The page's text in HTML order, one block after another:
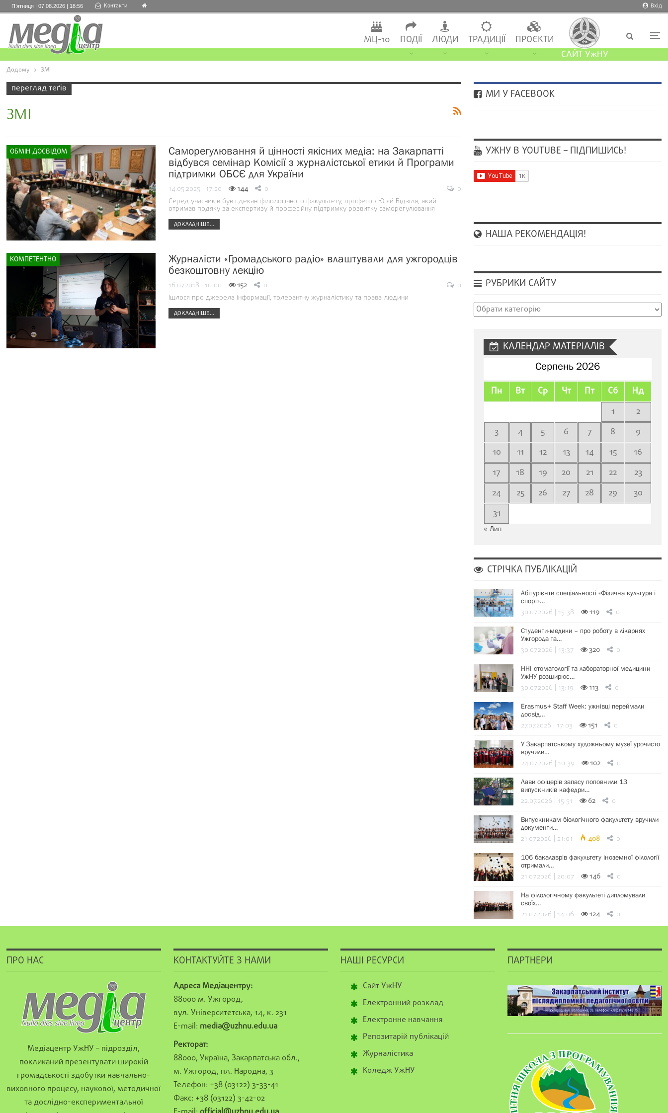
Вхід
П’ятниця | 07.08.2026 | 18:56 Контакти
МЦ-10 ПОДІЇ ЛЮДИ ТРАДИЦІЇ
ПРОЄКТИ
САЙТ УжНУ
Додому ЗМІ
перегляд теґів
ЗМІ
ОБМІН ДОСВІДОМ
Саморегулювання й цінності якісних медіа: на Закарпатті
відбувся семінар Комісії з журналістської етики й Програми
підтримки ОБСЄ для України
14.05.2025 | 17:20 144 0
0
Серед учасників був і декан філологічного факультету, професор Юрій Бідзіля, який
отримав подяку за експертизу й професійну підтримку розвитку саморегулювання
ДОКЛАДНІШЕ...
КОМПЕТЕНТНО
Журналісти «Громадського радіо» влаштували для ужгородців
безкоштовну лекцію
16.07.2018 | 10:00 152 0
0
Ішлося про джерела інформації, толерантну журналістику та права людини
ДОКЛАДНІШЕ...
МИ У FACEBOOK
УЖНУ В YOUTUBE – ПІДПИШИСЬ!
НАША РЕКОМЕНДАЦІЯ!
РУБРИКИ САЙТУ
Рубрики
КАЛЕНДАР МАТЕРІАЛІВ
Серпень 2026
Пн Вт Ср Чт Пт Сб Нд
1
2
3
4 5 6 7 8
9
10
11 12 13 14 15
16
17
18 19 20 21 22
23
24
25 26 27 28 29
30
31
« Лип
СТРІЧКА ПУБЛІКАЦІЙ
Абітурієнти спеціальності «Фізична культура і
спорт»…
30.07.2026 | 15:38 119 0
Студенти-медики – про роботу в лікарнях
Ужгорода та…
30.07.2026 | 13:37 320 0
ННІ стоматології та лабораторної медицини
УжНУ розширює…
30.07.2026 | 13:19 113 0
Erasmus+ Staff Week: ужнівці переймали
досвід…
27.07.2026 | 17:03 151 0
У Закарпатському художньому музеї урочисто
вручили…
24.07.2026 | 10:39 102 0
Лави офіцерів запасу поповнили 13
випускників кафедри…
22.07.2026 | 15:51 62 0
Випускникам біологічного факультету вручили
документи…
21.07.2026 | 21:01 408 0
106 бакалаврів факультету іноземної філології
отримали…
21.07.2026 | 20:07 146 0
На філологічному факультеті дипломували
своїх…
21.07.2026 | 14:06 124 0
ПРО НАС
Медіацентр УжНУ – підрозділ,
покликаний презентувати широкій
громадськості здобутки навчально-
виховного процесу, наукової, методичної
та дослідно-експериментальної
КОНТАКТУЙТЕ З НАМИ
Адреса Медіацентру:
88000 м. Ужгород,
вул. Університетська, 14, к. 231
E-mail: media@uzhnu.edu.ua
Ректорат:
88000, Україна, Закарпатська обл.,
м. Ужгород, пл. Народна, 3
Телефон: +38 (03122) 3-33-41
Факс: +38 (03122) 3-42-02
НАШІ РЕСУРСИ
Сайт УжНУ
Електронний розклад
Електронне навчання
Репозитарій публікацій
Журналістика
Коледж УжНУ
ПАРТНЕРИ